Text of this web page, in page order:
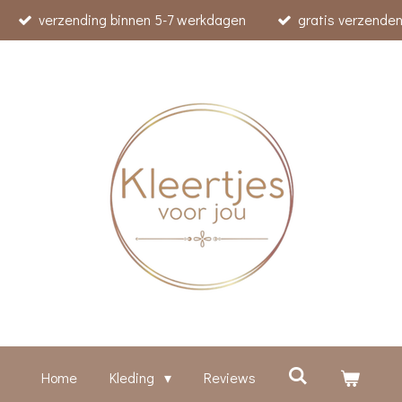
verzending binnen 5-7 werkdagen gratis
Home Kleding Reviews